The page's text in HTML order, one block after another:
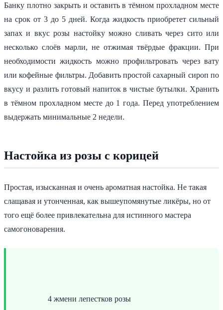
Банку плотно закрыть и оставить в тёмном прохладном месте
на срок от 3 до 5 дней. Когда жидкость приобретет сильный
запах и вкус розы настойку можно сливать через сито или
несколько слоёв марли, не отжимая твёрдые фракции. При
необходимости жидкость можно профильтровать через вату
или кофейные фильтры. Добавить простой сахарный сироп по
вкусу и разлить готовый напиток в чистые бутылки. Хранить
в тёмном прохладном месте до 1 года. Перед употреблением
выдержать минимальные 2 недели.
Настойка из розы с корицей
Простая, изысканная и очень ароматная настойка. Не такая
слащавая и утонченная, как вышеупомянутые ликёры, но от
того ещё более привлекательна для истинного мастера
самогоноварения.
4 жмени лепестков розы